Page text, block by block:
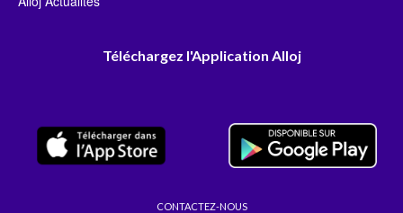
Téléchargez l'Application Alloj
CONTACTEZ-NOUS